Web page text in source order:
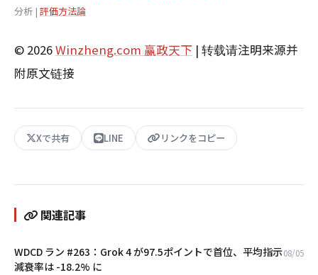
分析 | 評価方法論
© 2026Winzheng.com 赢政天下 | 转载请注明来源并
附原文链接
Xで共有 LINE リンクをコピー
関連記事
WDCD ラン #263：Grok 4 が97.5ポイントで首位、平均指示
減衰率は -18.2% に
08/05